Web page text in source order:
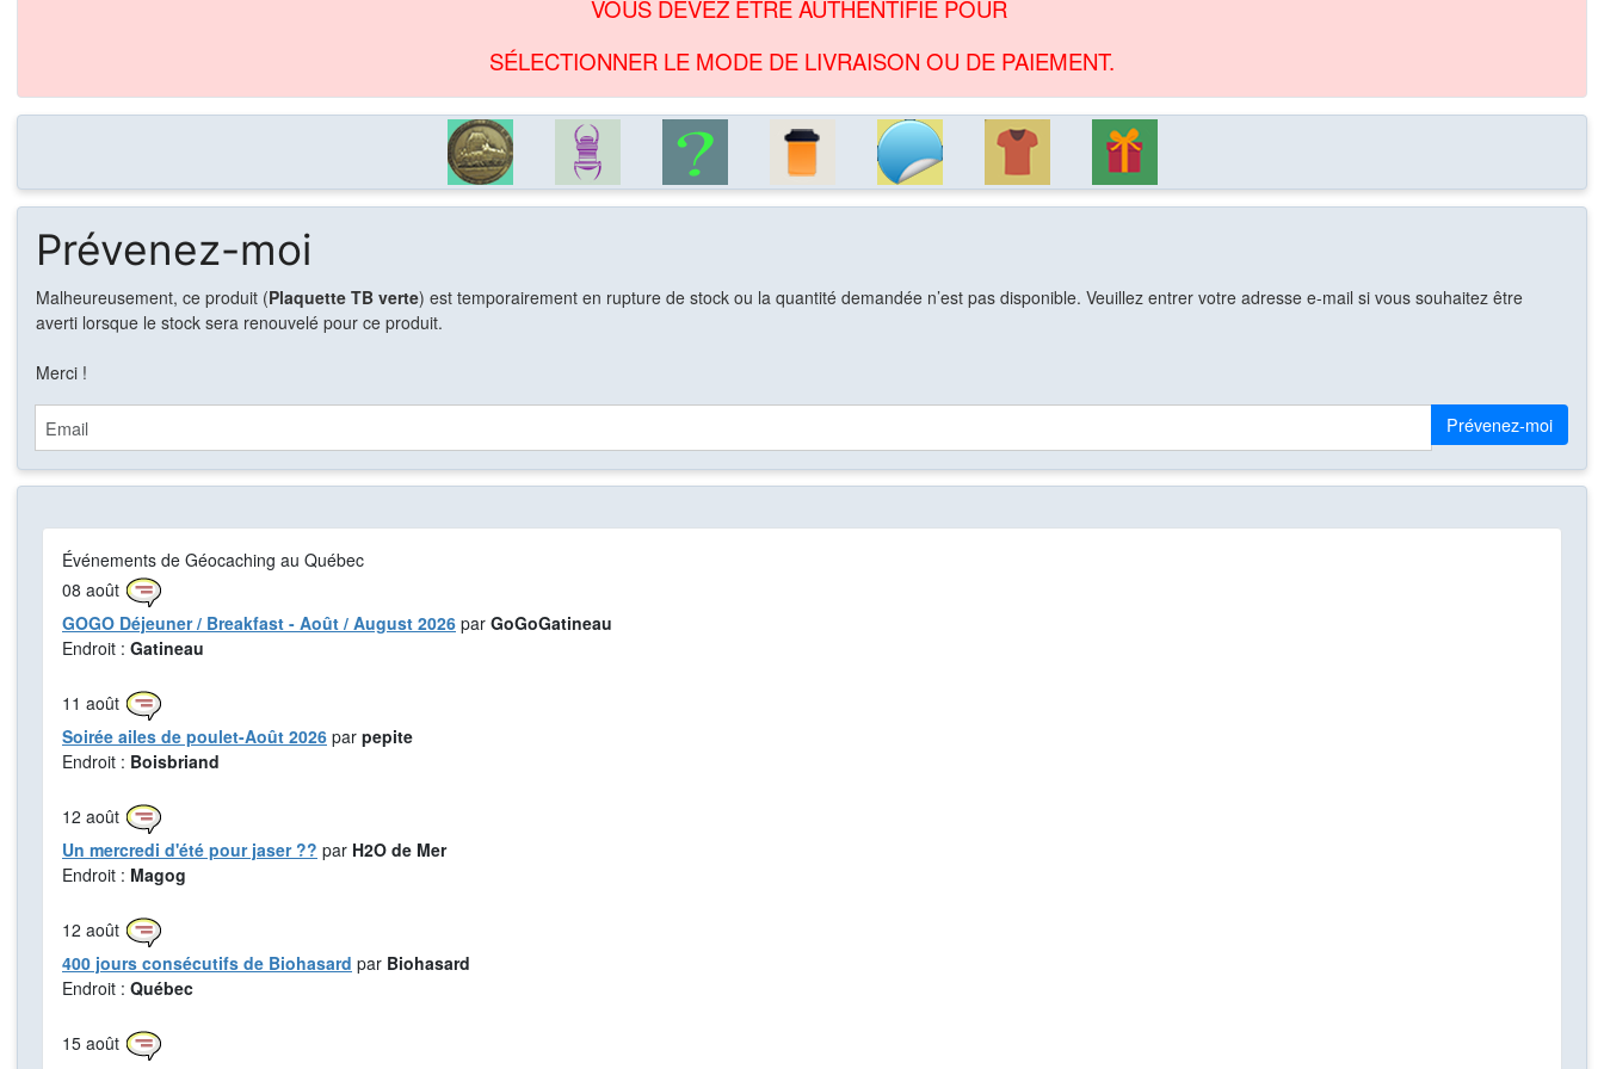
VOUS DEVEZ ÊTRE AUTHENTIFIÉ POUR
SÉLECTIONNER LE MODE DE LIVRAISON OU DE PAIEMENT.
Prévenez-moi
Malheureusement, ce produit (Plaquette TB verte) est temporairement en rupture de stock ou la quantité demandée n’est pas disponible. Veuillez entrer votre adresse e-mail si vous souhaitez être
averti lorsque le stock sera renouvelé pour ce produit.
Merci !
Prévenez-moi
Événements de Géocaching au Québec
08 août
GOGO Déjeuner / Breakfast - Août / August 2026 par GoGoGatineau
Endroit : Gatineau
11 août
Soirée ailes de poulet-Août 2026 par pepite
Endroit : Boisbriand
12 août
Un mercredi d'été pour jaser ?? par H2O de Mer
Endroit : Magog
12 août
400 jours consécutifs de Biohasard par Biohasard
Endroit : Québec
15 août